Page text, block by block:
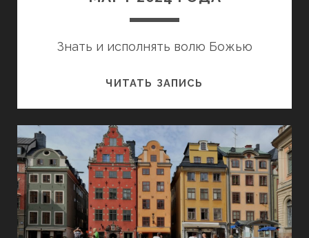
Знать и исполнять волю Божью
ЧИТАТЬ ЗАПИСЬ
ФИНИКСЕ,
АРИЗОНА,
США,
МАРТ
2024
ГОДА